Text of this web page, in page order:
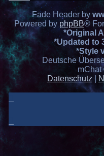
Fade Header by
Powered by phpBB®
*Original
*Updated to
*Style
Deutsche
Datenschutz